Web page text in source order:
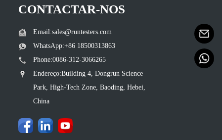
CONTACTAR-NOS
Email:sales@runtesters.com
WhatsApp:+86 18500313863
Phone:0086-312-3066265
Endereço:Building 4, Dongrun Science
Park, High-Tech Zone, Baoding, Hebei,
China